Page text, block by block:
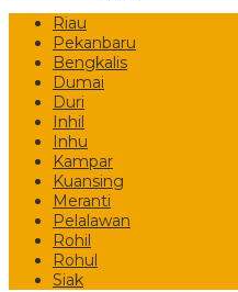
Riau
Pekanbaru
Bengkalis
Dumai
Duri
Inhil
Inhu
Kampar
Kuansing
Meranti
Pelalawan
Rohil
Rohul
Siak